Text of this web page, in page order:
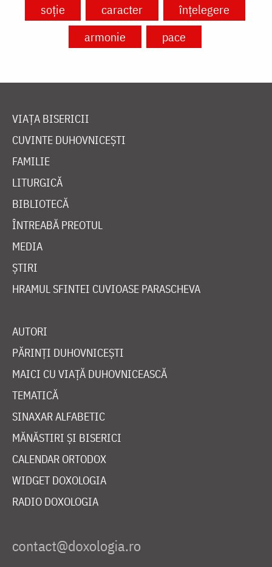
soție
caracter
înțelegere
armonie
pace
VIAȚA BISERICII
CUVINTE DUHOVNICEȘTI
FAMILIE
LITURGICĂ
BIBLIOTECĂ
ÎNTREABĂ PREOTUL
MEDIA
ȘTIRI
HRAMUL SFINTEI CUVIOASE PARASCHEVA
AUTORI
PĂRINȚI DUHOVNICEȘTI
MAICI CU VIAȚĂ DUHOVNICEASCĂ
TEMATICĂ
SINAXAR ALFABETIC
MĂNĂSTIRI ȘI BISERICI
CALENDAR ORTODOX
WIDGET DOXOLOGIA
RADIO DOXOLOGIA